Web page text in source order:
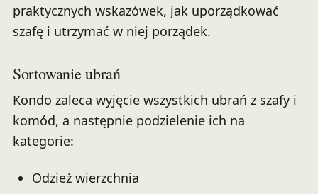
praktycznych wskazówek, jak uporządkować
szafę i utrzymać w niej porządek.
Sortowanie ubrań
Kondo zaleca wyjęcie wszystkich ubrań z szafy i
komód, a następnie podzielenie ich na
kategorie:
Odzież wierzchnia